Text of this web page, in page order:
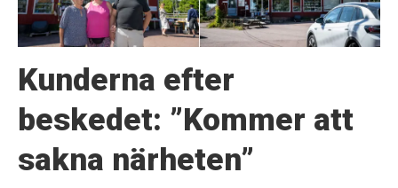
Kunderna efter
beskedet: ”Kommer att
sakna närheten”